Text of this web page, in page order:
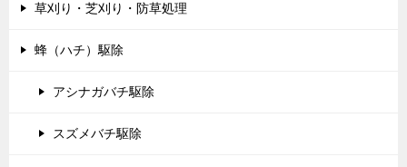
草刈り・芝刈り・防草処理
蜂（ハチ）駆除
アシナガバチ駆除
スズメバチ駆除